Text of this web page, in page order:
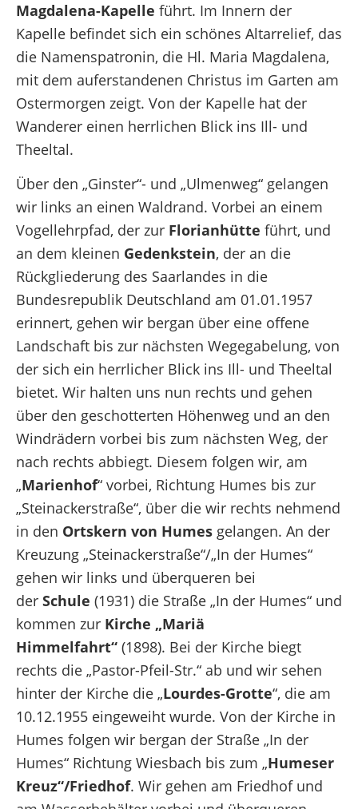
Magdalena-Kapelle führt. Im Innern der
Kapelle befindet sich ein schönes Altarrelief, das
die Namenspatronin, die Hl. Maria Magdalena,
mit dem auferstandenen Christus im Garten am
Ostermorgen zeigt. Von der Kapelle hat der
Wanderer einen herrlichen Blick ins Ill- und
Theeltal.
Über den „Ginster“- und „Ulmenweg“ gelangen
wir links an einen Waldrand. Vorbei an einem
Vogellehrpfad, der zur Florianhütte führt, und
an dem kleinen Gedenkstein, der an die
Rückgliederung des Saarlandes in die
Bundesrepublik Deutschland am 01.01.1957
erinnert, gehen wir bergan über eine offene
Landschaft bis zur nächsten Wegegabelung, von
der sich ein herrlicher Blick ins Ill- und Theeltal
bietet. Wir halten uns nun rechts und gehen
über den geschotterten Höhenweg und an den
Windrädern vorbei bis zum nächsten Weg, der
nach rechts abbiegt. Diesem folgen wir, am
„Marienhof“ vorbei, Richtung Humes bis zur
„Steinackerstraße“, über die wir rechts nehmend
in den Ortskern von Humes gelangen. An der
Kreuzung „Steinackerstraße“/„In der Humes“
gehen wir links und überqueren bei
der Schule (1931) die Straße „In der Humes“ und
kommen zur Kirche „Mariä
Himmelfahrt“ (1898). Bei der Kirche biegt
rechts die „Pastor-Pfeil-Str.“ ab und wir sehen
hinter der Kirche die „Lourdes-Grotte“, die am
10.12.1955 eingeweiht wurde. Von der Kirche in
Humes folgen wir bergan der Straße „In der
Humes“ Richtung Wiesbach bis zum „Humeser
Kreuz“/Friedhof. Wir gehen am Friedhof und